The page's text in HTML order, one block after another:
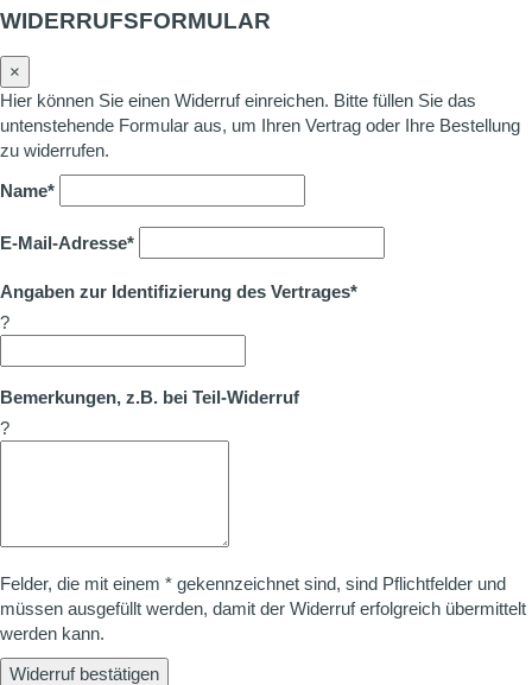
WIDERRUFSFORMULAR
×
Hier können Sie einen Widerruf einreichen. Bitte füllen Sie das
untenstehende Formular aus, um Ihren Vertrag oder Ihre Bestellung
zu widerrufen.
Name*
E-Mail-Adresse*
Angaben zur Identifizierung des Vertrages*
?
Bemerkungen, z.B. bei Teil-Widerruf
?
Felder, die mit einem * gekennzeichnet sind, sind Pflichtfelder und
müssen ausgefüllt werden, damit der Widerruf erfolgreich übermittelt
werden kann.
Widerruf bestätigen